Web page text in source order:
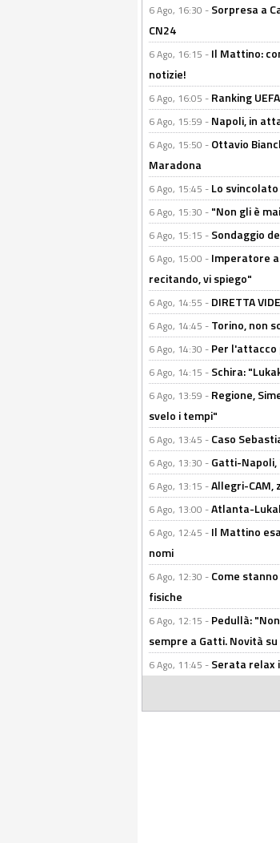
6 Ago, 16:30 - Sorpresa a
CN24
6 Ago, 16:15 - Il Mattino:
notizie!
6 Ago, 16:05 - Ranking
6 Ago, 15:59 - Napoli, in
6 Ago, 15:50 - Ottavio
Maradona
6 Ago, 15:45 - Lo
6 Ago, 15:30 - "Non gli è
6 Ago, 15:15 - Sondaggio
6 Ago, 15:00 - Imperatore
recitando, vi spiego"
6 Ago, 14:55 - DIRETTA
6 Ago, 14:45 - Torino, non
6 Ago, 14:30 - Per l'attacco
6 Ago, 14:15 - Schira:
6 Ago, 13:59 - Regione,
svelo i tempi"
6 Ago, 13:45 - Caso
6 Ago, 13:30 - Gatti-
6 Ago, 13:15 -Allegri-CAM,
6 Ago, 13:00 -Atlanta-
6 Ago, 12:45 - Il Mattino
nomi
6 Ago, 12:30 - Come
fisiche
6 Ago, 12:15 - Pedullà:
sempre a Gatti. Novità
6 Ago, 11:45 - Serata relax